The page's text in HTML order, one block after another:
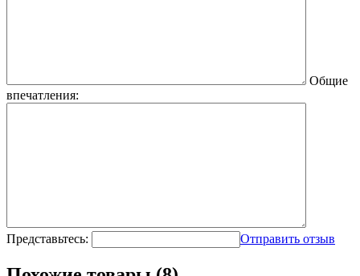
Общие
впечатления:
Представьтесь: Отправить отзыв